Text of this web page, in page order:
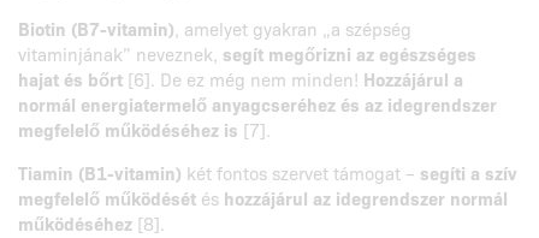
Biotin (B7-vitamin), amelyet gyakran „a szépség
vitaminjának” neveznek, segít megőrizni az egészséges
hajat és bőrt [6]. De ez még nem minden! Hozzájárul a
normál energiatermelő anyagcseréhez és az idegrendszer
megfelelő működéséhez is [7].
Tiamin (B1-vitamin) két fontos szervet támogat – segíti a szív
megfelelő működését és hozzájárul az idegrendszer normál
működéséhez [8].